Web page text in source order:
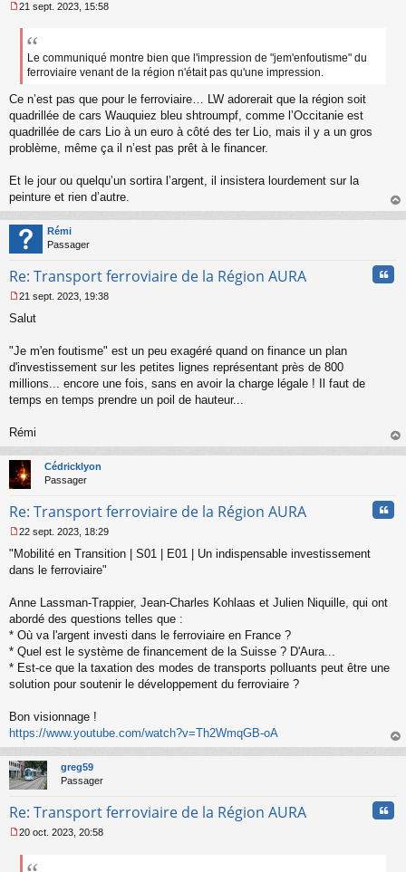
e
g
e
n
n
l
21 sept. 2023, 15:58
Le communiqué montre bien que l'impression de "jem'enfoutisme" du
ferroviaire venant de la région n'était pas qu'une impression.
Ce n’est pas que pour le ferroviaire… LW adorerait que la région soit
quadrillée de cars Wauquiez bleu shtroumpf, comme l’Occitanie est
quadrillée de cars Lio à un euro à côté des ter Lio, mais il y a un gros
problème, même ça il n’est pas prêt à le financer.
Et le jour ou quelqu’un sortira l’argent, il insistera lourdement sur la
peinture et rien d’autre.
au
Rémi
Passager
Re: Transport ferroviaire de la Région AURA
e
s
g
e
n
n
u
21 sept. 2023, 19:38
Salut
"Je m'en foutisme" est un peu exagéré quand on finance un plan
d'investissement sur les petites lignes représentant près de 800
millions... encore une fois, sans en avoir la charge légale ! Il faut de
temps en temps prendre un poil de hauteur...
Rémi
au
Cédricklyon
Passager
Re: Transport ferroviaire de la Région AURA
e
s
g
e
n
o
n
u
22 sept. 2023, 18:29
"Mobilité en Transition | S01 | E01 | Un indispensable investissement
dans le ferroviaire"
Anne Lassman-Trappier, Jean-Charles Kohlaas et Julien Niquille, qui ont
abordé des questions telles que :
* Où va l'argent investi dans le ferroviaire en France ?
* Quel est le système de financement de la Suisse ? D'Aura...
* Est-ce que la taxation des modes de transports polluants peut être une
solution pour soutenir le développement du ferroviaire ?
Bon visionnage !
https://www.youtube.com/watch?v=Th2WmqGB-oA
au
greg59
Passager
Re: Transport ferroviaire de la Région AURA
e
20 oct. 2023, 20:58